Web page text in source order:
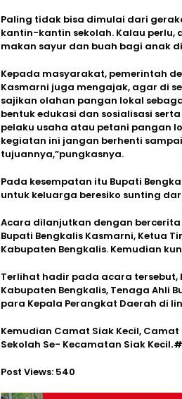
Paling tidak bisa dimulai dari
kantin-kantin sekolah. Kalau perlu,
makan sayur dan buah bagi anak
Kepada masyarakat, pemerintah
Kasmarni juga mengajak, agar di
sajikan olahan pangan lokal
bentuk edukasi dan sosialisasi
pelaku usaha atau petani pangan
kegiatan ini jangan berhenti
tujuannya,”pungkasnya.
Pada kesempatan itu Bupati
untuk keluarga beresiko sunting
Acara dilanjutkan dengan
Bupati Bengkalis Kasmarni, Ketua
Kabupaten Bengkalis. Kemudian
Terlihat hadir pada acara tersebut,
Kabupaten Bengkalis, Tenaga Ahli
para Kepala Perangkat Daerah di
Kemudian Camat Siak Kecil,
Sekolah Se- Kecamatan Siak Kecil
Post Views: 540